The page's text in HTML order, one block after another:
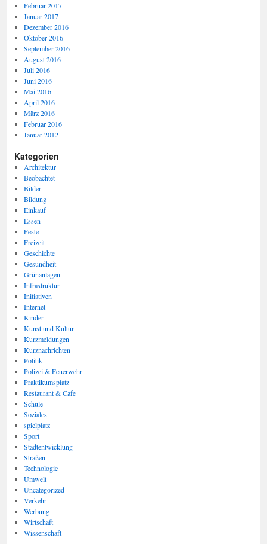
Februar 2017
Januar 2017
Dezember 2016
Oktober 2016
September 2016
August 2016
Juli 2016
Juni 2016
Mai 2016
April 2016
März 2016
Februar 2016
Januar 2012
Kategorien
Architektur
Beobachtet
Bilder
Bildung
Einkauf
Essen
Feste
Freizeit
Geschichte
Gesundheit
Grünanlagen
Infrastruktur
Initiativen
Internet
Kinder
Kunst und Kultur
Kurzmeldungen
Kurznachrichten
Politik
Polizei & Feuerwehr
Praktikumsplatz
Restaurant & Cafe
Schule
Soziales
spielplatz
Sport
Stadtentwicklung
Straßen
Technologie
Umwelt
Uncategorized
Verkehr
Werbung
Wirtschaft
Wissenschaft